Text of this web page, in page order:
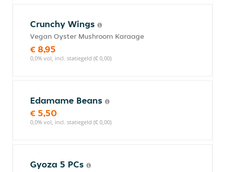
Crunchy Wings
Vegan Oyster Mushroom Karaage
€ 8,95
0,0% vol, incl. statiegeld (€ 0,00)
Edamame Beans
€ 5,50
0,0% vol, incl. statiegeld (€ 0,00)
Gyoza 5 PCs